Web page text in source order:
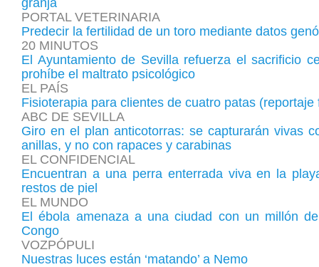
granja
PORTAL VETERINARIA
Predecir la fertilidad de un toro mediante datos
20 MINUTOS
El Ayuntamiento de Sevilla refuerza el sacrificio
prohíbe el maltrato psicológico
EL PAÍS
Fisioterapia para clientes de cuatro patas (reportaje
ABC DE SEVILLA
Giro en el plan anticotorras: se capturarán vivas
anillas, y no con rapaces y carabinas
EL CONFIDENCIAL
Encuentran a una perra enterrada viva en la
restos de piel
EL MUNDO
El ébola amenaza a una ciudad con un millón
Congo
VOZPÓPULI
Nuestras luces están ‘matando’ a Nemo